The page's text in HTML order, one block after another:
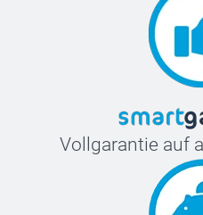
Vollgarantie auf